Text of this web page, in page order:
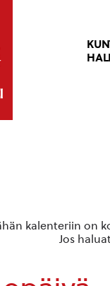
kalenteriin on
Jos